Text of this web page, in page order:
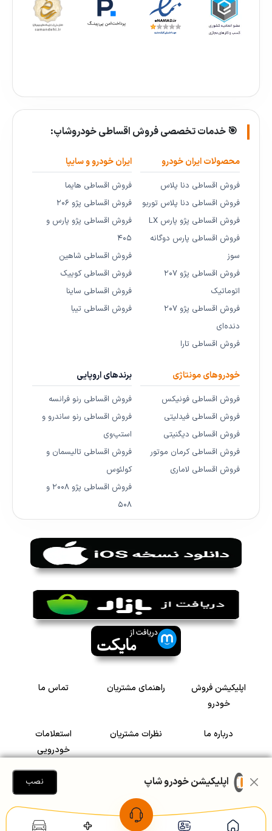
🎯 خدمات تخصصی فروش اقساطی خودروشاپ:
محصولات ایران خودرو
فروش اقساطی دنا پلاس
فروش اقساطی دنا پلاس توربو
فروش اقساطی پژو پارس LX
فروش اقساطی پارس دوگانه
سوز
فروش اقساطی پژو ۲۰۷
اتوماتیک
فروش اقساطی پژو ۲۰۷
دنده‌ای
فروش اقساطی تارا
ایران خودرو و سایپا
فروش اقساطی هایما
فروش اقساطی پژو ۲۰۶
فروش اقساطی پژو پارس و
۴۰۵
فروش اقساطی شاهین
فروش اقساطی کوییک
فروش اقساطی ساینا
فروش اقساطی تیبا
خودروهای مونتاژی
فروش اقساطی فونیکس
فروش اقساطی فیدلیتی
فروش اقساطی دیگنیتی
فروش اقساطی کرمان موتور
فروش اقساطی لاماری
برندهای اروپایی
فروش اقساطی رنو فرانسه
فروش اقساطی رنو ساندرو و
استپ‌وی
فروش اقساطی تالیسمان و
کولئوس
فروش اقساطی پژو ۲۰۰۸ و
۵۰۸
اپلیکیشن فروش
خودرو
راهنمای مشتریان تماس ما
درباره ما نظرات مشتریان
استعلامات
خودرویی
سرمایه گذاری در
رضایت مشتریاناپلیکیشن خودرو شاپ نصب